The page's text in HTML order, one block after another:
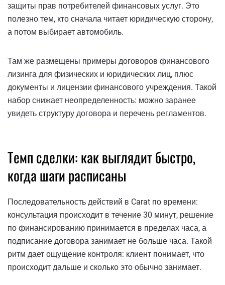
защиты прав потребителей финансовых услуг. Это
полезно тем, кто сначала читает юридическую сторону,
а потом выбирает автомобиль.
Там же размещены примеры договоров финансового
лизинга для физических и юридических лиц, плюс
документы и лицензии финансового учреждения. Такой
набор снижает неопределенность: можно заранее
увидеть структуру договора и перечень регламентов.
Темп сделки: как выглядит быстро,
когда шаги расписаны
Последовательность действий в Carat по времени:
консультация происходит в течение 30 минут, решение
по финансированию принимается в пределах часа, а
подписание договора занимает не больше часа. Такой
ритм дает ощущение контроля: клиент понимает, что
происходит дальше и сколько это обычно занимает.